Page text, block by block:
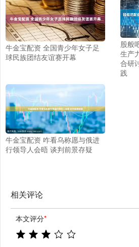
牛金宝配资 全国青少年女子足
球民族团结友谊赛开幕
股般
生产
合研
践
牛金宝配资 咋看乌称愿与俄进
行领导人会晤 谈判前景存疑
相关评论
本文评分*